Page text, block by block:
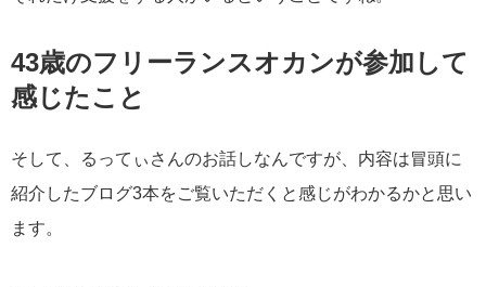
43歳のフリーランスオカンが参加して
感じたこと
そして、るってぃさんのお話しなんですが、内容は冒頭に
紹介したブログ3本をご覧いただくと感じがわかるかと思い
ます。